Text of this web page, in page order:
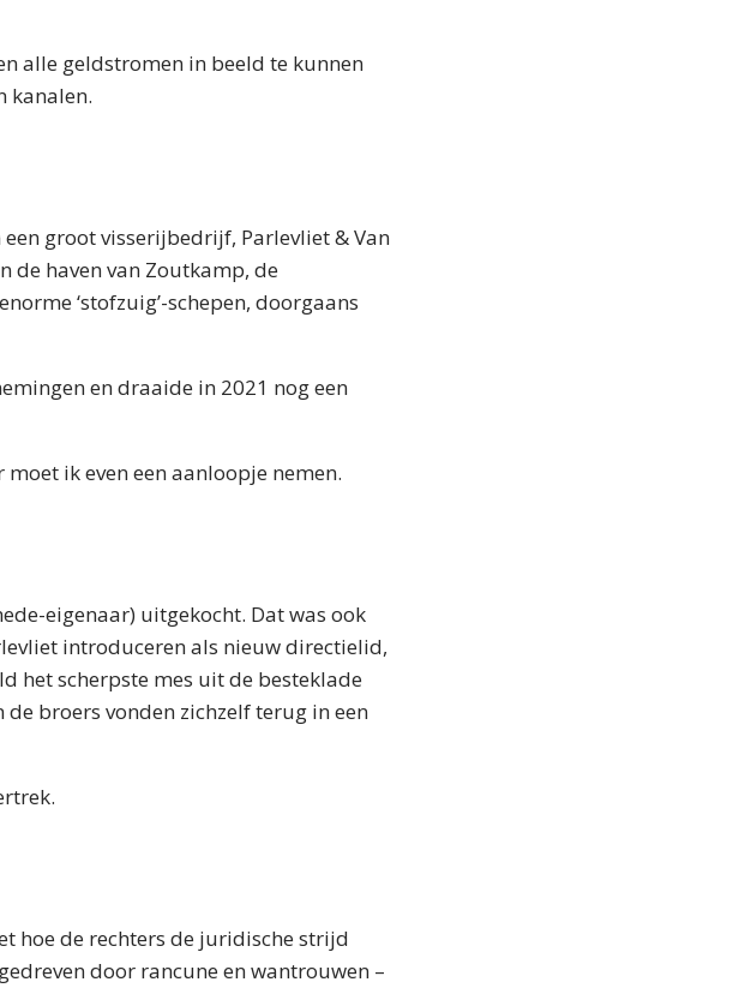
alle geldstromen in beeld te kunnen
kanalen.
groot visserijbedrijf, Parlevliet & Van
de haven van Zoutkamp, de
‘stofzuig’-schepen, doorgaans
en draaide in 2021 nog een
ik even een aanloopje nemen.
eigenaar) uitgekocht. Dat was ook
introduceren als nieuw directielid,
het scherpste mes uit de besteklade
broers vonden zichzelf terug in een
hoe de rechters de juridische strijd
door rancune en wantrouwen –